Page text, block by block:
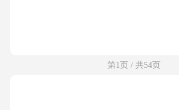
第1页 / 共54页